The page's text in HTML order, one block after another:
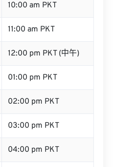
10:00 am PKT
11:00 am PKT
12:00 pm PKT (中午)
01:00 pm PKT
02:00 pm PKT
03:00 pm PKT
04:00 pm PKT